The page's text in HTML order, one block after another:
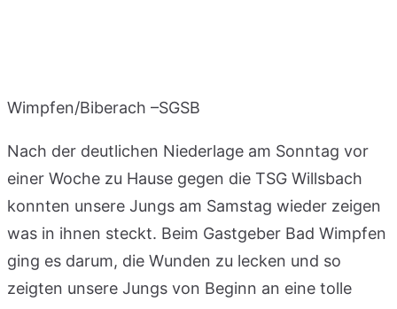
Wimpfen/Biberach –SGSB
Nach der deutlichen Niederlage am Sonntag vor
einer Woche zu Hause gegen die TSG Willsbach
konnten unsere Jungs am Samstag wieder zeigen
was in ihnen steckt. Beim Gastgeber Bad Wimpfen
ging es darum, die Wunden zu lecken und so
zeigten unsere Jungs von Beginn an eine tolle